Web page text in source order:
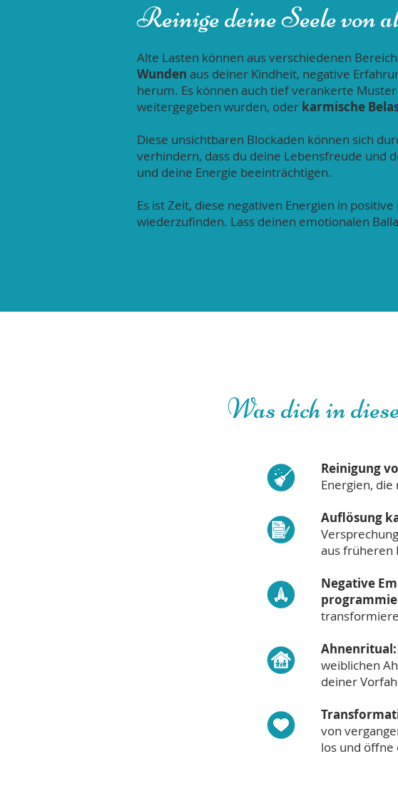
Reinige deine Seele von
Alte Lasten können aus verschiedenen
Wunden aus deiner Kindheit, negative
herum. Es können auch tief verankerte
weitergegeben wurden, oder karmische
Diese unsichtbaren Blockaden können sich
verhindern, dass du deine Lebensfreude und
und deine Energie beeinträchtigen.
Es ist Zeit, diese negativen Energien in
wiederzufinden. Lass deinen emotionalen
Was dich in
Reinigung
Energien,
Auflösung
aus früheren
Negative
Ahnenritual:
weiblichen
deiner
von
los und öffne